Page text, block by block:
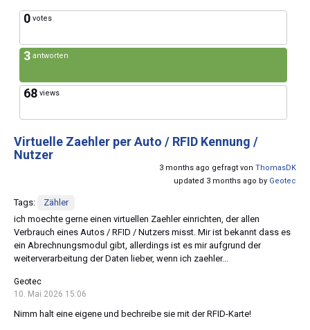
0 votes
3 antworten
68 views
Virtuelle Zaehler per Auto / RFID Kennung /
Nutzer
3 months ago gefragt von ThomasDK
updated 3 months ago by Geotec
Tags:
Zähler
ich moechte gerne einen virtuellen Zaehler einrichten, der allen
Verbrauch eines Autos / RFID / Nutzers misst. Mir ist bekannt dass es
ein Abrechnungsmodul gibt, allerdings ist es mir aufgrund der
weiterverarbeitung der Daten lieber, wenn ich zaehler...
Geotec
10. Mai 2026 15:06
Nimm halt eine eigene und bechreibe sie mit der RFID-Karte!